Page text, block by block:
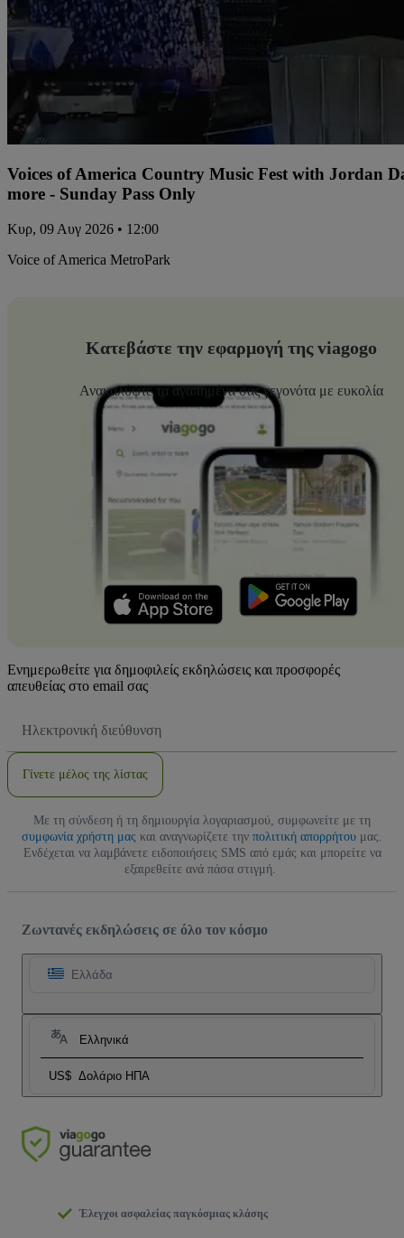
Voices of America Country Music Fest with Jordan
more - Sunday Pass Only
Κυρ, 09 Αυγ 2026 • 12:00
Voice of America MetroPark
Κατεβάστε την εφαρμογή της viagogo
Ανακαλύψτε τα αγαπημένα σας γεγονότα με ευκολία
Ενημερωθείτε για δημοφιλείς εκδηλώσεις και προσφορές
απευθείας στο email σας
Email
Γίνετε μέλος της λίστας
Με τη σύνδεση ή τη δημιουργία λογαριασμού, συμφωνείτε με τη
συμφωνία χρήστη μας και αναγνωρίζετε την πολιτική απορρήτου μας.
Ενδέχεται να λαμβάνετε ειδοποιήσεις SMS από εμάς και μπορείτε να
εξαιρεθείτε ανά πάσα στιγμή.
Ζωντανές εκδηλώσεις σε όλο τον κόσμο
Ελλάδα
Ελληνικά
US$ Δολάριο ΗΠΑ
Έλεγχοι ασφαλείας παγκόσμιας κλάσης